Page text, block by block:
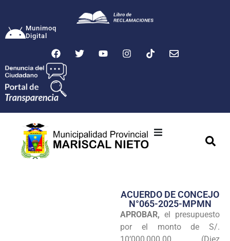
Munimoq
Digital
Transparencia
Seguridad
ACUERDO DE CONCEJO
N°065-2025-MPMN
APROBAR, el presupuesto
por el monto de S/.
10’000,000.00 (Diez